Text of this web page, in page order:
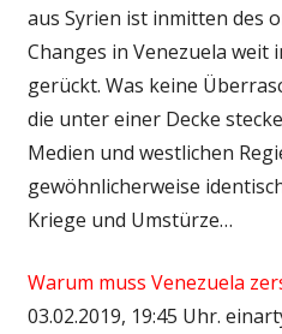
aus Syrien ist inmitten des
Changes in Venezuela weit
gerückt. Was keine
die unter einer Decke
Medien und westlichen
gewöhnlicherweise
Kriege und Umstürze…
Warum muss Venezuela
03.02.2019, 19:45 Uhr.